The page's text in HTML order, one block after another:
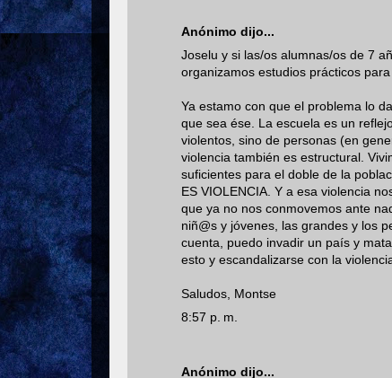
Anónimo dijo...
Joselu y si las/os alumnas/os de 7
organizamos estudios prácticos
Ya estamo con que el problema lo
que sea ése. La escuela es un
violentos, sino de personas (en
violencia también es estructural.
suficientes para el doble de la
ES VIOLENCIA. Y a esa violencia
que ya no nos conmovemos ante
niñ@s y jóvenes, las grandes y los
cuenta, puedo invadir un país y
esto y escandalizarse con la
Saludos, Montse
8:57 p. m.
Anónimo dijo...